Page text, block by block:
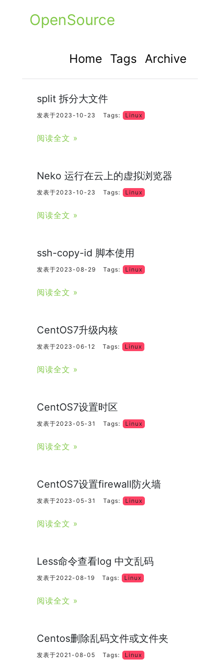
OpenSource
Home Tags Archive
split 拆分大文件
发表于2023-10-23 Tags: Linux
阅读全文 »
Neko 运行在云上的虚拟浏览器
发表于2023-10-23 Tags: Linux
阅读全文 »
ssh-copy-id 脚本使用
发表于2023-08-29 Tags: Linux
阅读全文 »
CentOS7升级内核
发表于2023-06-12 Tags: Linux
阅读全文 »
CentOS7设置时区
发表于2023-05-31 Tags: Linux
阅读全文 »
CentOS7设置firewall防火墙
发表于2023-05-31 Tags: Linux
阅读全文 »
Less命令查看log 中文乱码
发表于2022-08-19 Tags: Linux
阅读全文 »
Centos删除乱码文件或文件夹
发表于2021-08-05 Tags: Linux